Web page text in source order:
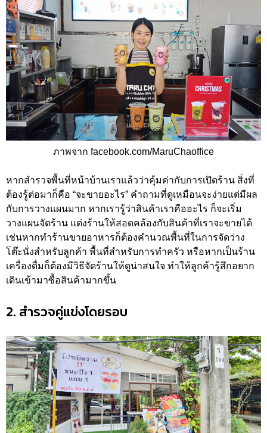
ภาพจาก facebook.com/MaruChaoffice
หากสำรวจพื้นที่หน้าบ้านเราแล้วว่าคุ้มค่ากับการเปิดร้าน สิ่งที่
ต้องรู้ต่อมาก็คือ “จะขายอะไร” คำถามที่ดูเหมือนจะง่ายแต่มีผล
กับการวางแผนมาก หากเรารู้ว่าสินค้าเราคืออะไร ก็จะเริ่ม
วางแผนจัดร้าน แต่งร้านให้สอดคล้องกับสินค้าที่เราจะขายได้
เช่นหากทำร้านขายอาหารก็ต้องคำนวณพื้นที่ในการจัดว่าง
โต๊ะนั่งสำหรับลูกค้า พื้นที่สำหรับการทำครัว หรือหากเป็นร้าน
เครื่องดื่มก็ต้องมีวิธีจัดร้านให้ดูน่าสนใจ ทำให้ลูกค้ารู้สึกอยาก
เดินเข้ามาซื้อสินค้ามากขึ้น
2. สำรวจคู่แข่งโดยรอบ